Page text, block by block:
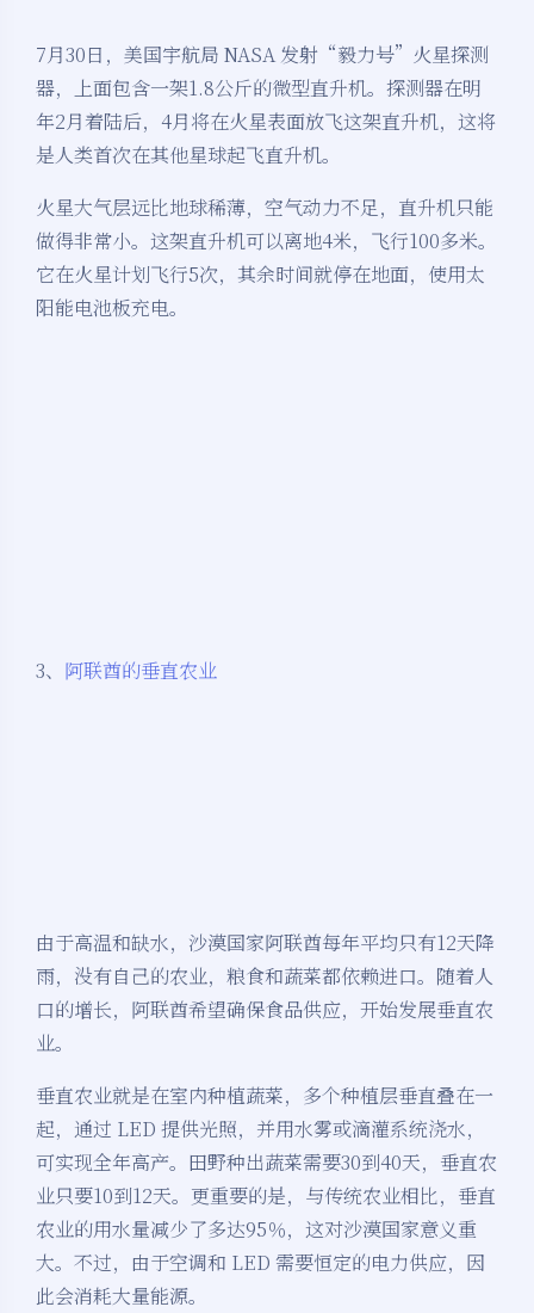
7月30日，美国宇航局 NASA 发射“毅力号”火星探测
器，上面包含一架1.8公斤的微型直升机。探测器在明
年2月着陆后，4月将在火星表面放飞这架直升机，这将
是人类首次在其他星球起飞直升机。
火星大气层远比地球稀薄，空气动力不足，直升机只能
做得非常小。这架直升机可以离地4米，飞行100多米。
它在火星计划飞行5次，其余时间就停在地面，使用太
阳能电池板充电。
3、 阿联酋的垂直农业
由于高温和缺水，沙漠国家阿联酋每年平均只有12天降
雨，没有自己的农业，粮食和蔬菜都依赖进口。随着人
口的增长，阿联酋希望确保食品供应，开始发展垂直农
业。
垂直农业就是在室内种植蔬菜，多个种植层垂直叠在一
起，通过 LED 提供光照，并用水雾或滴灌系统浇水，
可实现全年高产。田野种出蔬菜需要30到40天，垂直农
业只要10到12天。更重要的是，与传统农业相比，垂直
农业的用水量减少了多达95％，这对沙漠国家意义重
大。不过，由于空调和 LED 需要恒定的电力供应，因
此会消耗大量能源。